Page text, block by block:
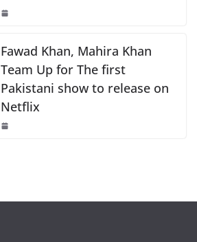
Fawad Khan, Mahira Khan
Team Up for The first
Pakistani show to release on
Netflix